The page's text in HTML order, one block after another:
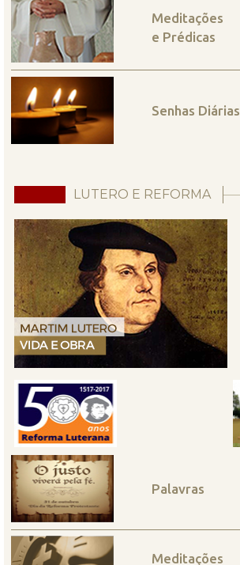
Meditações
e Prédicas
Senhas Diárias
LUTERO E REFORMA
Palavras
Meditações